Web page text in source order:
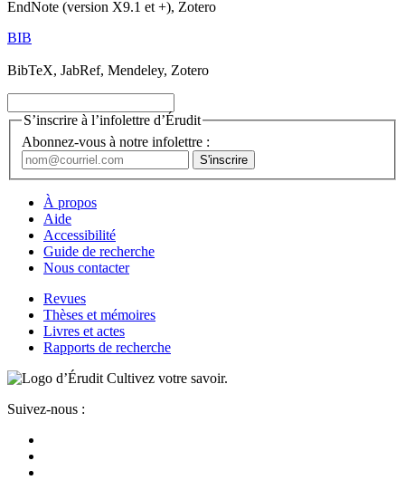
EndNote (version X9.1 et +), Zotero
BIB
BibTeX, JabRef, Mendeley, Zotero
S’inscrire à l’infolettre d’Érudit
Abonnez-vous à notre infolettre :
À propos
Aide
Accessibilité
Guide de recherche
Nous contacter
Revues
Thèses et mémoires
Livres et actes
Rapports de recherche
Cultivez votre savoir.
Suivez-nous :